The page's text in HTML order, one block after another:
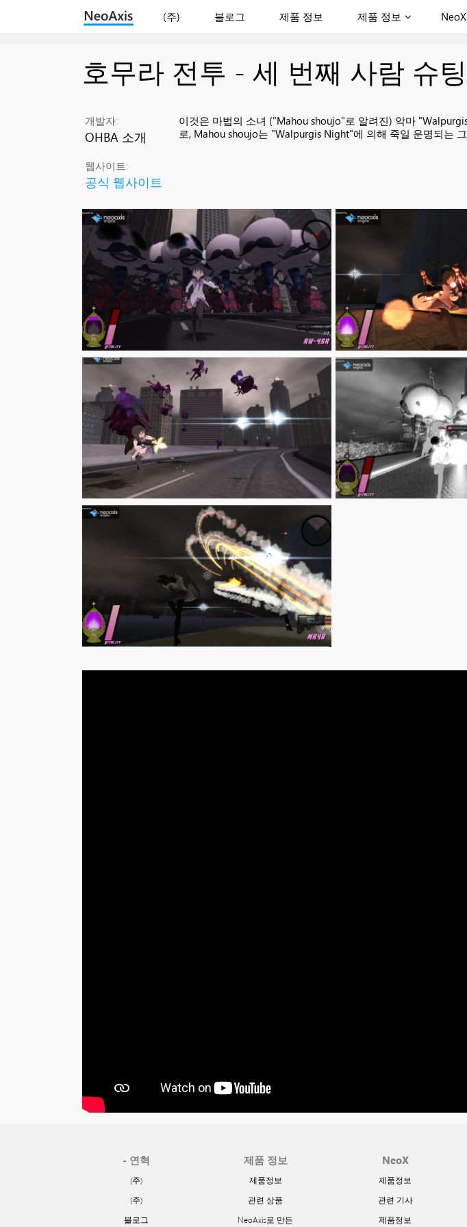
(주) 블로그 제품 정보 제품 정보 NeoX
호무라 전투 - 세 번째 사람 슈
개발자:
OHBA 소개
웹사이트:
공식 웹사이트
이것은 마법의 소녀 ("Mahou shoujo"로 알려진) 악마
로, Mahou shoujo는 "Walpurgis Night"에 의해 죽일 운명되는
- 연혁
(주)
(주)
블로그
제품 정보
제품정보
관련 상품
NeoAxis로 만든
NeoX
제품정보
관련 기사
제품정보